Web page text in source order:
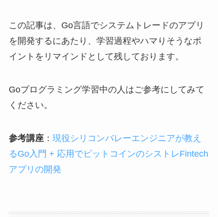
この記事は、Go言語でシステムトレードのアプリ
を開発するにあたり、 学習過程やハマりそうなポ
イントをリマインドとして残しております。
Goプログラミング学習中の人はご参考にしてみて
ください。
参考講座： 現役シリコンバレーエンジニアが教え
るGo入門 + 応用でビットコインのシストレFintech
アプリの開発